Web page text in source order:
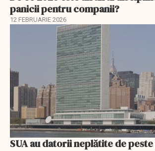
panicii pentru companii?
12 FEBRUARIE 2026
SUA au datorii neplătite de